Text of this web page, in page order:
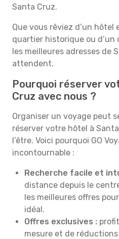
Santa Cruz.
Que vous rêviez d’un hôtel
quartier historique ou
les meilleures adresses de
attendent.
Pourquoi réserver
Cruz avec nous ?
Organiser un voyage peut
réserver votre hôtel à
l’être. Voici pourquoi GO
incontournable :
Recherche facile et
distance depuis le
les meilleures offres
idéal.
Offres exclusives :
mesure et de